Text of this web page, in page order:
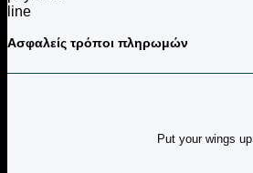
Ασφαλείς τρόποι πληρωμών
Put your wings up